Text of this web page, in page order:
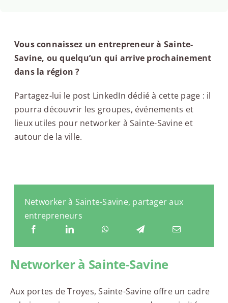
Vous connaissez un entrepreneur à Sainte-
Savine, ou quelqu’un qui arrive prochainement
dans la région ?
Partagez-lui le post LinkedIn dédié à cette page : il
pourra découvrir les groupes, événements et
lieux utiles pour networker à Sainte-Savine et
autour de la ville.
Networker à Sainte-Savine, partager aux
entrepreneurs
Networker à Sainte-Savine
Aux portes de Troyes, Sainte-Savine offre un cadre